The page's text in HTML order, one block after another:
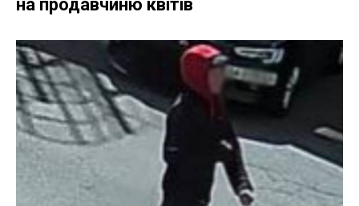
на продавчиню квітів